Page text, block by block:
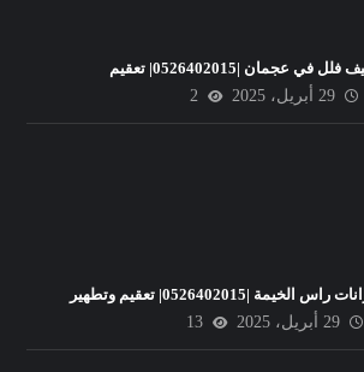
عجمان |0526402015| تعقيم
29 أبريل، 2025
2
|0526402015| تعقيم وتطهير
29 أبريل، 2025
13